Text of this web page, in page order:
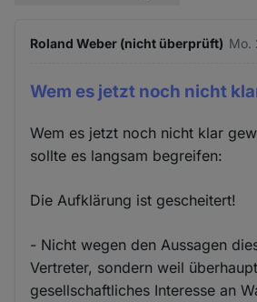
Roland Weber (nicht überprüft) Mo.
Wem es jetzt noch nicht
Wem es jetzt noch nicht klar
sollte es langsam begreifen:
Die Aufklärung ist gescheitert!
- Nicht wegen den Aussagen
Vertreter, sondern weil
gesellschaftliches Interesse an